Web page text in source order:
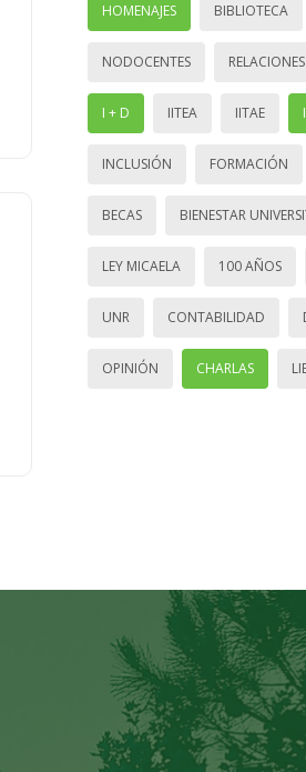
HOMENAJES BIBLIOTECA
NODOCENTES
I + D IITEA IITAE
INCLUSIÓN FORMACIÓN
BECAS BIENESTAR
LEY MICAELA 100 AÑOS
UNR CONTABILIDAD
OPINIÓN CHARLAS